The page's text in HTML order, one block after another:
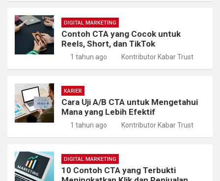
DIGITAL MARKETING
Contoh CTA yang Cocok untuk
Reels, Short, dan TikTok
1 tahun ago Kontributor Kabar Trust
KARIER
Cara Uji A/B CTA untuk Mengetahui
Mana yang Lebih Efektif
1 tahun ago Kontributor Kabar Trust
DIGITAL MARKETING
10 Contoh CTA yang Terbukti